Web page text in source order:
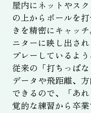
屋内にネットやス
の上からボールを
きを精密にキャッ
ニターに映し出さ
プレーしているよ
従来の「打ちっぱ
データや飛距離、
できるので、「あ
覚的な練習から卒